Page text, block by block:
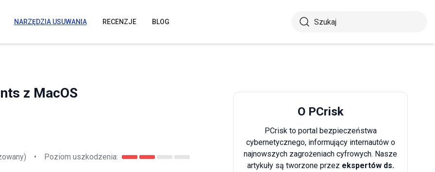
NARZĘDZIA USUWANIA RECENZJE BLOG
z MacOS
• Poziom uszkodzenia:
O PCrisk
PCrisk to portal bezpieczeństwa
cybernetycznego, informujący internautów o
najnowszych zagrożeniach cyfrowych. Nasze
artykuły są tworzone przez ekspertów ds.